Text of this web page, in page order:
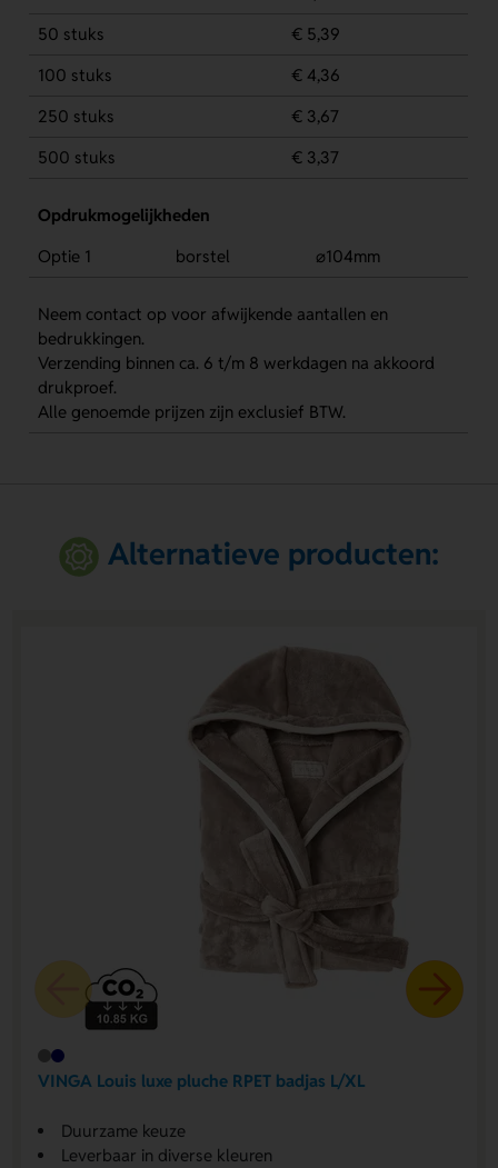
50 stuks
€ 5,39
100 stuks
€ 4,36
250 stuks
€ 3,67
500 stuks
€ 3,37
Opdrukmogelijkheden
Optie 1
borstel ⌀104mm
Neem contact op voor afwijkende aantallen en
bedrukkingen.
Verzending binnen ca. 6 t/m 8 werkdagen na akkoord
drukproef.
Alle genoemde prijzen zijn exclusief BTW.
Alternatieve producten:
VINGA Louis luxe pluche RPET badjas L/XL
Duurzame keuze
Leverbaar in diverse kleuren